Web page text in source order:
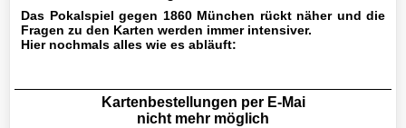
III-
Mannschaft
Das Pokalspiel gegen 1860 München rückt näher und die
Fragen zu den Karten werden immer intensiver.
Hier nochmals alles wie es abläuft:
Kartenbestellungen per E-Mai
nicht mehr möglich